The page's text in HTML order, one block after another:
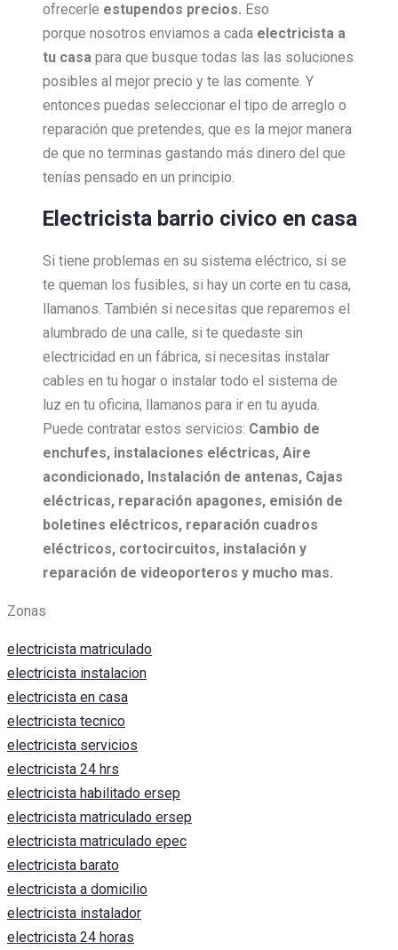
ofrecerle estupendos precios. Eso
porque nosotros enviamos a cada electricista a
tu casa para que busque todas las las soluciones
posibles al mejor precio y te las comente. Y
entonces puedas seleccionar el tipo de arreglo o
reparación que pretendes, que es la mejor manera
de que no terminas gastando más dinero del que
tenías pensado en un principio.
Electricista barrio civico en casa
Si tiene problemas en su sistema eléctrico, si se
te queman los fusibles, si hay un corte en tu casa,
llamanos. También si necesitas que reparemos el
alumbrado de una calle, si te quedaste sin
electricidad en un fábrica, si necesitas instalar
cables en tu hogar o instalar todo el sistema de
luz en tu oficina, llamanos para ir en tu ayuda.
Puede contratar estos servicios: Cambio de
enchufes, instalaciones eléctricas, Aire
acondicionado, Instalación de antenas, Cajas
eléctricas, reparación apagones, emisión de
boletines eléctricos, reparación cuadros
eléctricos, cortocircuitos, instalación y
reparación de videoporteros y mucho mas.
Zonas
electricista matriculado
electricista instalacion
electricista en casa
electricista tecnico
electricista servicios
electricista 24 hrs
electricista habilitado ersep
electricista matriculado ersep
electricista matriculado epec
electricista barato
electricista a domicilio
electricista instalador
electricista 24 horas